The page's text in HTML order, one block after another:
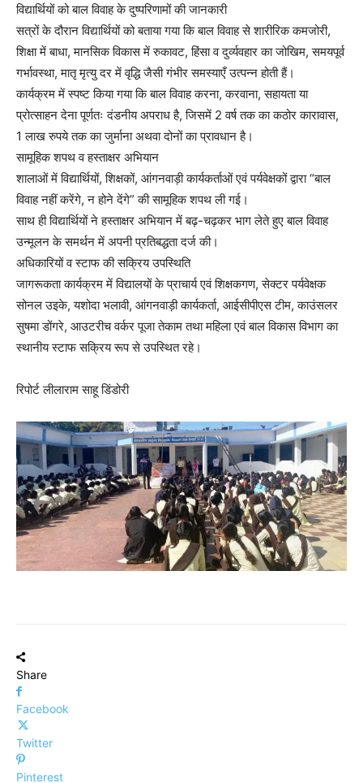
विद्यार्थियों को बाल विवाह के दुष्परिणामों की जानकारी
सत्रों के दौरान विद्यार्थियों को बताया गया कि बाल विवाह से शारीरिक कमजोरी,
शिक्षा में बाधा, मानसिक विकास में रुकावट, हिंसा व दुर्व्यवहार का जोखिम, समयपूर्व
गर्भावस्था, मातृ मृत्यु दर में वृद्धि जैसी गंभीर समस्याएँ उत्पन्न होती हैं।
कार्यक्रम में स्पष्ट किया गया कि बाल विवाह करना, करवाना, सहायता या
प्रोत्साहन देना पूर्णतः दंडनीय अपराध है, जिसमें 2 वर्ष तक का कठोर कारावास,
1 लाख रुपये तक का जुर्माना अथवा दोनों का प्रावधान है।
सामूहिक शपथ व हस्ताक्षर अभियान
शालाओं में विद्यार्थियों, शिक्षकों, आंगनवाड़ी कार्यकर्ताओं एवं पर्यवेक्षकों द्वारा “बाल
विवाह नहीं करेंगे, न होने देंगे” की सामूहिक शपथ ली गई।
साथ ही विद्यार्थियों ने हस्ताक्षर अभियान में बढ़-चढ़कर भाग लेते हुए बाल विवाह
उन्मूलन के समर्थन में अपनी प्रतिबद्धता दर्ज की।
अधिकारियों व स्टाफ की सक्रिय उपस्थिति
जागरूकता कार्यक्रम में विद्यालयों के प्राचार्य एवं शिक्षकगण, सेक्टर पर्यवेक्षक
सोनल उइके, यशोदा भलावी, आंगनवाड़ी कार्यकर्ता, आईसीपीएस टीम, काउंसलर
सुषमा डोंगरे, आउटरीच वर्कर पूजा तेकाम तथा महिला एवं बाल विकास विभाग का
स्थानीय स्टाफ सक्रिय रूप से उपस्थित रहे।
रिपोर्ट लीलाराम साहू डिंडोरी
Share
Facebook
Twitter
Pinterest